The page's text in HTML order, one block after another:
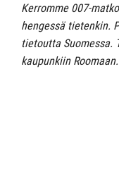
Kerromme 007-
hengessä tietenkin.
tietoutta Suomessa.
kaupunkiin